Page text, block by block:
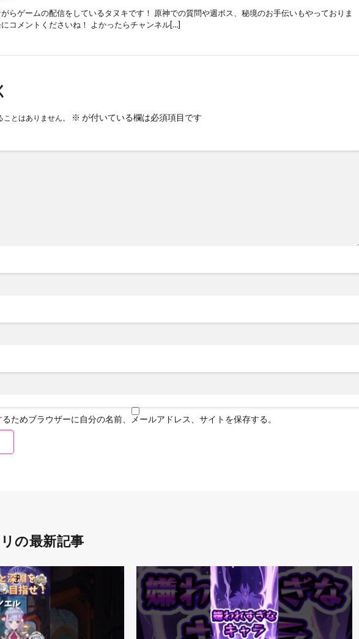
らゲームの配信をしているタヌキです！ 原神での質問や週ボス、秘境のお手伝いもやっておりま
コメントくださいね！ よかったらチャンネル[…]
とはありません。 ※ が付いている欄は必須項目です
ためブラウザーに自分の名前、メールアドレス、サイトを保存する。
の最新記事